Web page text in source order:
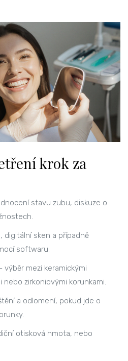
krok za
stavu zubu, diskuze o
digitální sken a případně
softwaru.
výběr mezi keramickými
zirkoniovými korunkami.
a odlomení, pokud jde o
otisková hmota, nebo